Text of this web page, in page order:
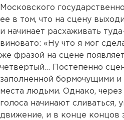
Московского
ее в том, что на сцену
и начинает расхаживать
виновато: «Ну что я мог
же фразой на сцене
четвертый… Постепенно
заполненной бормочущими
места людьми. Однако,
голоса начинают сливаться,
движение, и в конце концов